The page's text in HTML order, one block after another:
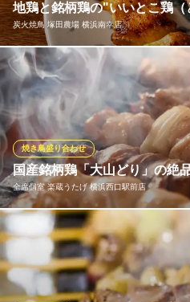
焼鳥と蕎麦 英治 横浜店
焼鳥と蕎麦
ＪＲ横浜駅 徒歩5分
神奈川県横浜市神奈川区鶴屋町1-7-1 デリ
地鶏と銘柄鶏の"いいとこ鶏
炭火焼鳥 塚田農場 横浜南幸店
「炭火焼鳥 塚田農場」は、「地
つの良いところを組み合わせ、
串をお楽しみいただけます。２つ
のに比較的リーズナブルに、「鶏
わっていただけます。
炭火焼鳥 塚田農場 横浜南幸店
炭火焼鳥居酒屋
京急本線横浜駅 徒歩5分
神奈川県横浜市西区南幸2-9-17 AC横浜ビ
国産銘柄鶏「大山どり」の絶
全席個室 楽蔵うたげ 横浜西口駅前店
焼き鳥盛り合わせ
当店では安心・安全で新鮮な「大
用意しております。大山山麓のき
レスなく育った「大山どり」は脂
っぷり！ジューシーで旨味が凝縮